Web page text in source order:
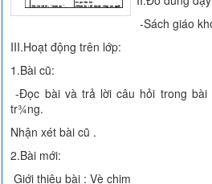
-Sách giáo
III.Hoạt động trên lớp:
1.Bài cũ:
-Đọc bài và trả lời câu hỏi trong
tr¾ng.
Nhận xét bài cũ .
2.Bài mới:
Giới thiệu bài : Vè chim